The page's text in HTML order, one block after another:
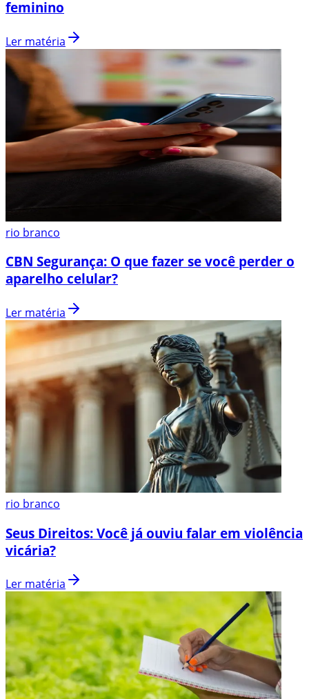
feminino
Ler matéria
rio branco
CBN Segurança: O que fazer se você perder o
aparelho celular?
Ler matéria
rio branco
Seus Direitos: Você já ouviu falar em violência
vicária?
Ler matéria